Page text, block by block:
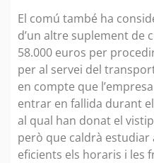
El comú també ha
d’un altre suplement de
58.000 euros per
per al servei del
en compte que
entrar en fallida durant
al qual han donat el
però que caldrà estudiar
eficients els horaris i les